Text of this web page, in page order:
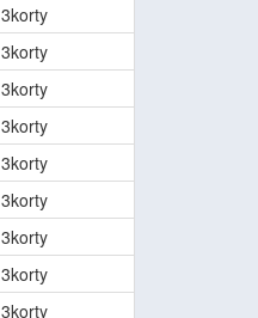
3korty
3korty
3korty
3korty
3korty
3korty
3korty
3korty
3korty